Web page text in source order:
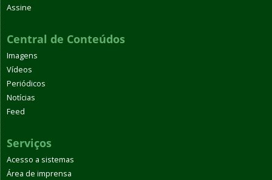
Assine
Central de Conteúdos
Imagens
Vídeos
Periódicos
Notícias
Feed
Serviços
Acesso a sistemas
Área de imprensa